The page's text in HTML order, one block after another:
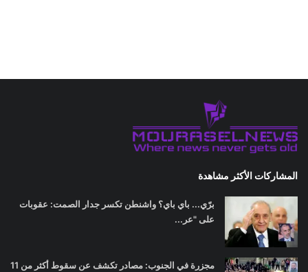
المشاركات الأكثر مشاهدة
برّي... باي باي؟ واشنطن تكسر جدار الصمت: عقوبات
على "عر...
مجزرة في الجنوب: مصادر تكشف عن سقوط أكثر من 11